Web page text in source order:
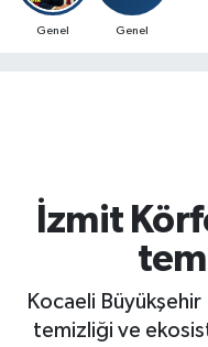
Genel Genel
İzmit
Kocaeli
temizliği ve